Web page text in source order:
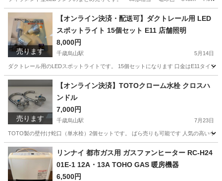
東京 世田谷区 千歳烏山駅 その他 フィラメント
売ります
【オンライン決済・配送可】ダクトレール用 LED
スポットライト 15個セット E11 店舗照明
8,000円
千歳烏山駅 5月14日
ダクトレール用のLEDスポットライトです。 15個セットになります 口金はE11タイ
東京 世田谷区 千歳烏山駅 照明器具 スポットライト
売ります
【オンライン決済】TOTOクローム水栓 クロスハ
ンドル
7,000円
千歳烏山駅 7月23日
TOTO製の壁付け蛇口（単水栓）2個セットです。 ばら売りも可能です 人気の高い十
東京 世田谷区 千歳烏山駅 家庭用品
リンナイ 都市ガス用 ガスファンヒーター RC-H24
01E-1 12A・13A TOHO GAS 暖房機器
6,500円